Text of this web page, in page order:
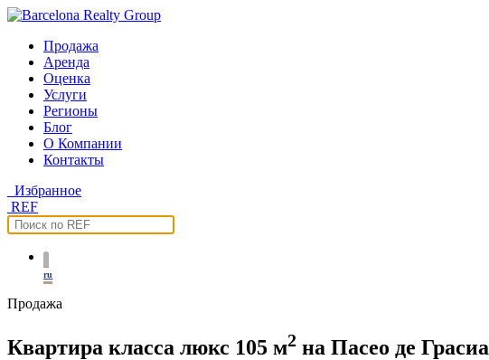
Продажа
Аренда
Оценка
Услуги
Регионы
Блог
О Компании
Контакты
Избранное
REF
ru
Продажа
Квартира класса люкс 105 м2 на Пасео де Грасиа